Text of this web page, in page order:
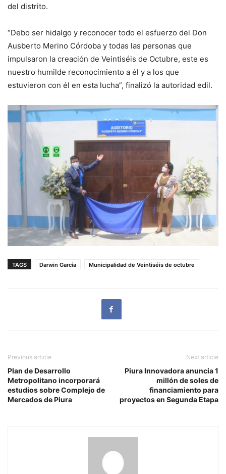
del distrito.
“Debo ser hidalgo y reconocer todo el esfuerzo del Don
Ausberto Merino Córdoba y todas las personas que
impulsaron la creación de Veintiséis de Octubre, este es
nuestro humilde reconocimiento a él y a los que
estuvieron con él en esta lucha”, finalizó la autoridad edil.
TAGS Darwin García Municipalidad de Veintiséis de octubre
Previous article
Plan de Desarrollo
Metropolitano incorporará
estudios sobre Complejo de
Mercados de Piura
Next article
Piura Innovadora anuncia 1
millón de soles de
financiamiento para
proyectos en Segunda Etapa